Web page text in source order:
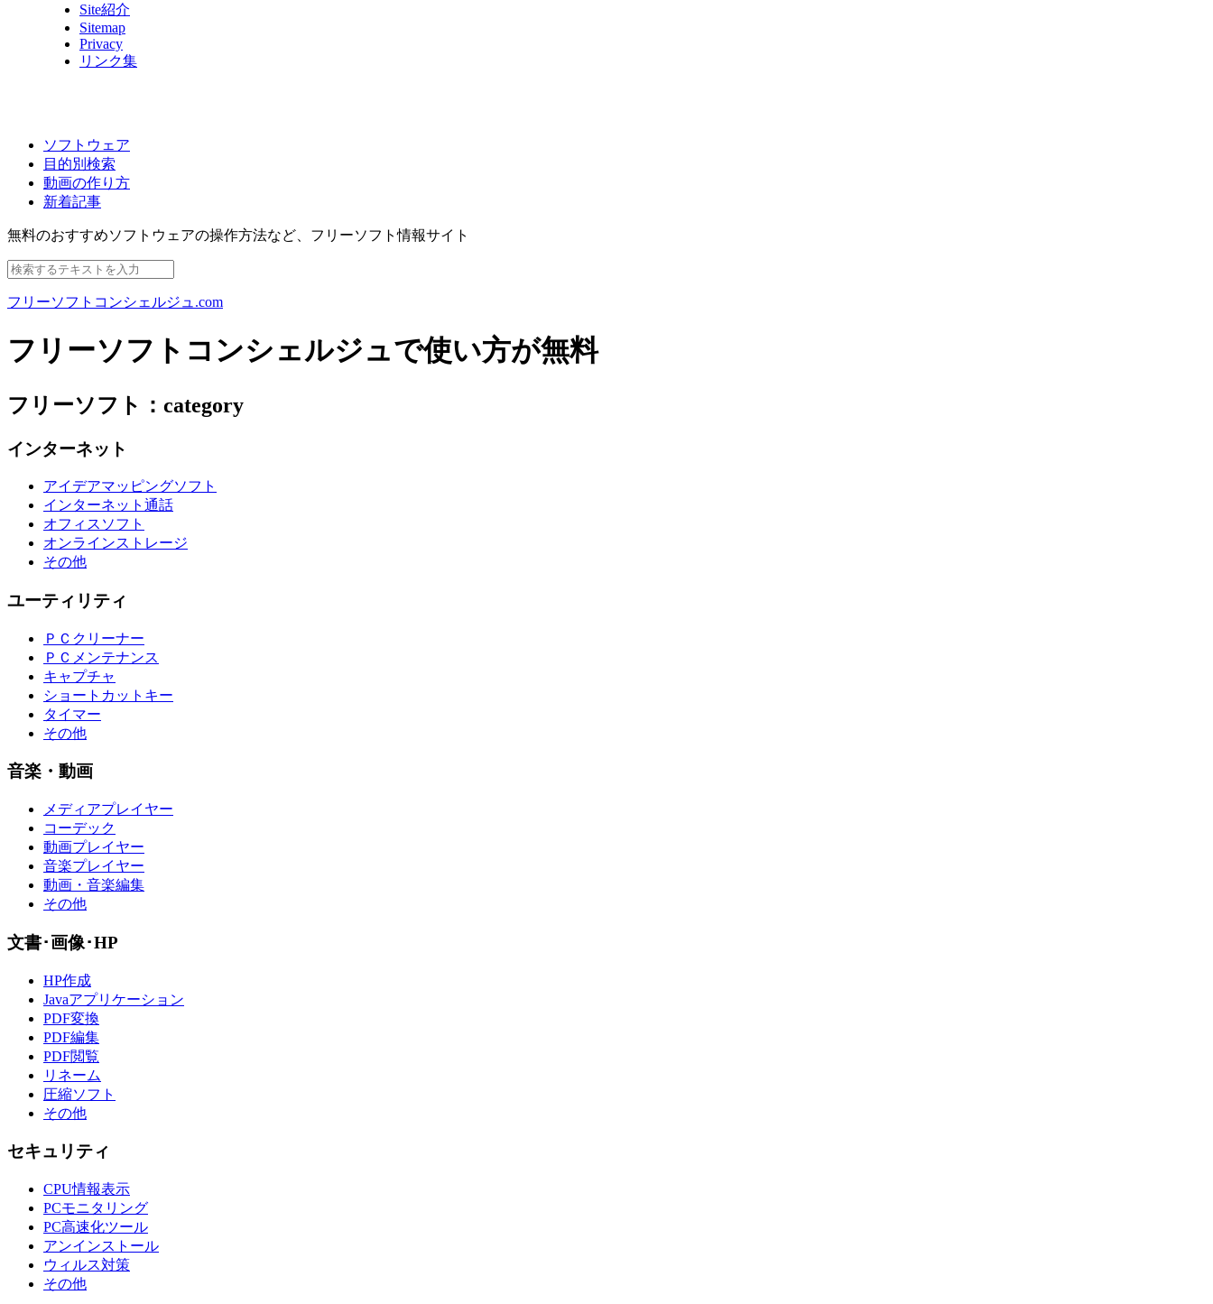
Site紹介
Sitemap
Privacy
リンク集
ソフトウェア
目的別検索
動画の作り方
新着記事
無料のおすすめソフトウェアの操作方法など、 フリーソフト情報サイト
フリーソフトコンシェルジュ.com
フリーソフトコンシェルジュで使い方が無料
フリーソフト：category
インターネット
アイデアマッピングソフト
インターネット通話
オフィスソフト
オンラインストレージ
その他
ユーティリティ
ＰＣクリーナー
ＰＣメンテナンス
キャプチャ
ショートカットキー
タイマー
その他
音楽・動画
メディアプレイヤー
コーデック
動画プレイヤー
音楽プレイヤー
動画・音楽編集
その他
文書･画像･HP
HP作成
Javaアプリケーション
PDF変換
PDF編集
PDF閲覧
リネーム
圧縮ソフト
その他
セキュリティ
CPU情報表示
PCモニタリング
PC高速化ツール
アンインストール
ウィルス対策
その他